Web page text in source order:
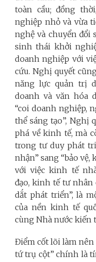
toàn cầu; đồng
nghiệp nhỏ và vừa
nghệ và chuyển đổi
sinh thái khởi
doanh nghiệp với
cứu. Nghị quyết
năng lực quản trị
doanh và văn hóa
“coi doanh nghiệp,
thể sáng tạo”, Nghị
phá về kinh tế, mà
trong tư duy phát
nhận” sang “bảo vệ,
với việc kinh tế
đạo, kinh tế tư nhân
dắt phát triển”, là
của nền kinh tế
cùng Nhà nước kiến
Điểm cốt lõi làm nên
tứ trụ cột” chính là